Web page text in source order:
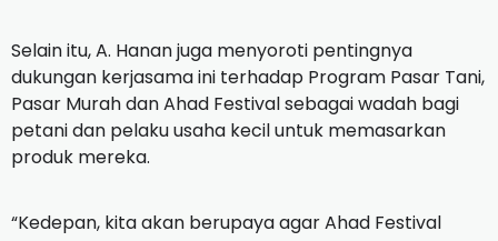
Selain itu, A. Hanan juga menyoroti pentingnya
dukungan kerjasama ini terhadap Program Pasar Tani,
Pasar Murah dan Ahad Festival sebagai wadah bagi
petani dan pelaku usaha kecil untuk memasarkan
produk mereka.
“Kedepan, kita akan berupaya agar Ahad Festival